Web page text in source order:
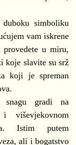
simboliku
vam iskrene
u miru,
koje slavite su srž
koji je spreman
snagu gradi na
Istim putem
ali i bogatstvo